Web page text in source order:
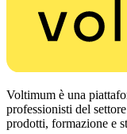
Voltimum è una
professionisti del
prodotti, formazione e